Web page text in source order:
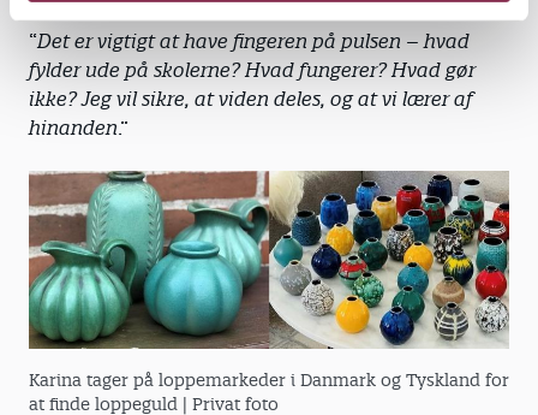
“Det er vigtigt at have fingeren på pulsen – hvad
fylder ude på skolerne? Hvad fungerer? Hvad gør
ikke? Jeg vil sikre, at viden deles, og at vi lærer af
hinanden.”
Karina tager på loppemarkeder i Danmark og Tyskland for
at finde loppeguld
| Privat foto